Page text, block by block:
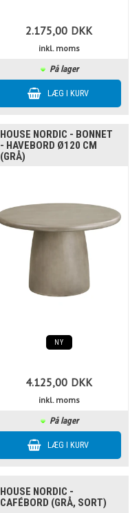
2.175,00 DKK
inkl. moms
På lager
HOUSE NORDIC - BONNET
- HAVEBORD Ø120 CM
(GRÅ)
NY
4.125,00 DKK
inkl. moms
På lager
HOUSE NORDIC -
CAFÉBORD (GRÅ, SORT)